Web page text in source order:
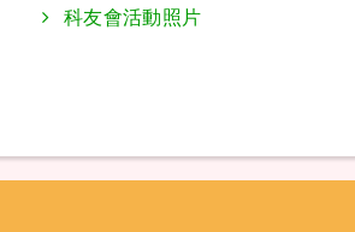
科友會活動照片